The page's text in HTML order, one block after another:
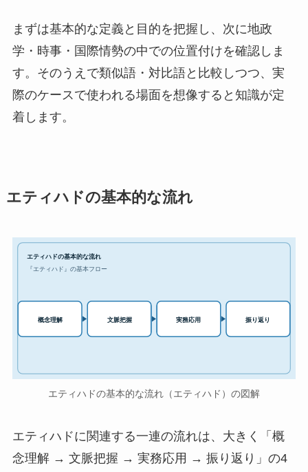
まずは基本的な定義と目的を把握し、次に地政
学・時事・国際情勢の中での位置付けを確認しま
す。そのうえで類似語・対比語と比較しつつ、実
際のケースで使われる場面を想像すると知識が定
着します。
エティハドの基本的な流れ
エティハドの基本的な流れ
『エティハド』の基本フロー
概念理解 文脈把握 実務応用 振り返り
エティハドの基本的な流れ（エティハド）の図解
エティハドに関連する一連の流れは、大きく「概
念理解 → 文脈把握 → 実務応用 → 振り返り」の4